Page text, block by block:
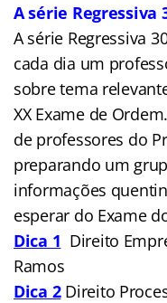
A série Regressiva
A série Regressiva
cada dia um
sobre tema
XX Exame de
de professores do
preparando um
informações
esperar do Exame
Dica 1 Direito
Ramos
Dica 2Direito